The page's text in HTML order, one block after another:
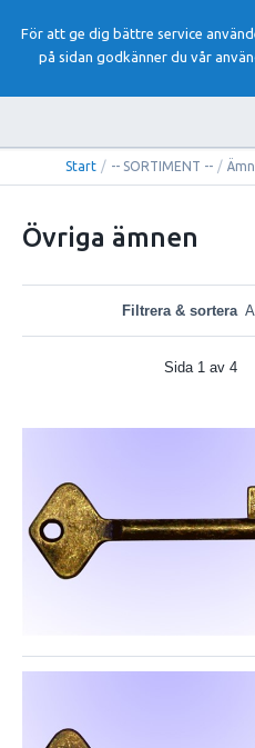
För att ge dig bättre service
på sidan godkänner du vår
Start / -- SORTIMENT -- /
Övriga ämnen
Filtrera & sortera
Sida 1 av 4